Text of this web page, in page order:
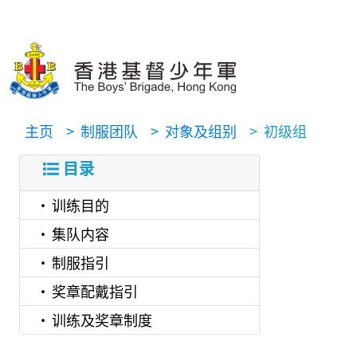
主页 > 制服团队 > 对象及组别 > 初级组
目录
训练目的
集队内容
制服指引
奖章配戴指引
训练及奖章制度